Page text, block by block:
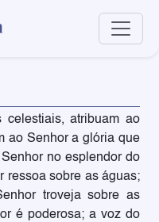
celestiais, atribuam ao
ao Senhor a glória que
no esplendor do
ressoa sobre as águas;
troveja sobre as
é poderosa; a voz do